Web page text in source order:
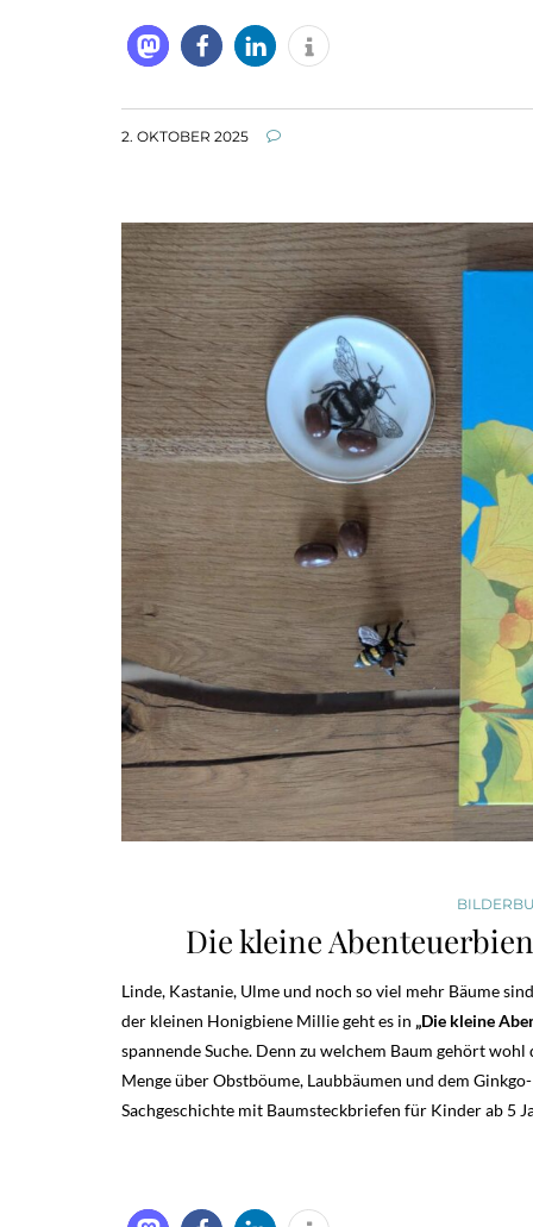
2. OKTOBER 2025
Die kleine
Linde, Kastanie, Ulme und noch so viel mehr Bäume
der kleinen Honigbiene Millie geht es in „Die kleine
spannende Suche. Denn zu welchem Baum gehört
Menge über Obstböume, Laubbäumen und dem
Sachgeschichte mit Baumsteckbriefen für Kinder ab 5